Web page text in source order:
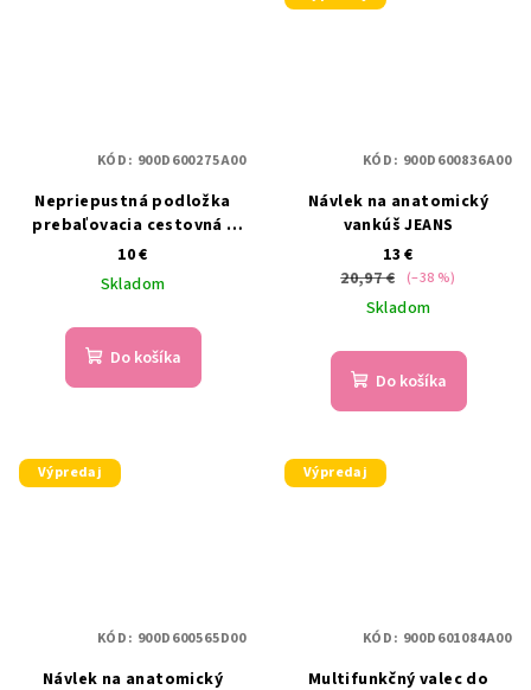
Nepriepustná podložka
prebaľovacia cestovná -
biela, 2 ks
10 €
Skladom
Do košíka
KÓD: 900D600275A00
Návlek na anatomický
vankúš JEANS
13 €
20,97 € (–38 %)
Skladom
Do košíka
KÓD: 900D600836A00
Výpredaj
Návlek na anatomický
KÓD: 900D600565D00
Výpredaj
Multifunkčný valec do
KÓD: 900D601084A00